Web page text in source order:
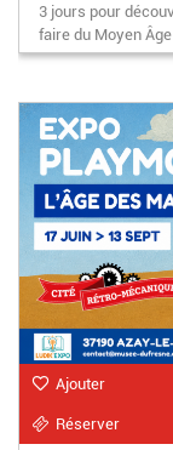
9h30-19h00
3 jours pour
faire du Moyen
Ajouter
Réserver